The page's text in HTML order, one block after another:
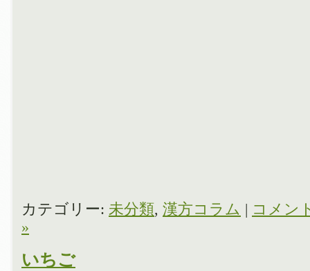
カテゴリー: 未分類, 漢方コラム
コメン
»
いちご